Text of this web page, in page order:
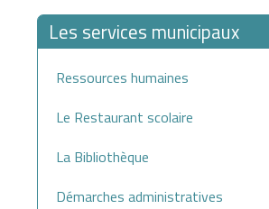
Les services municipaux
Ressources humaines
Le Restaurant scolaire
La Bibliothèque
Démarches administratives